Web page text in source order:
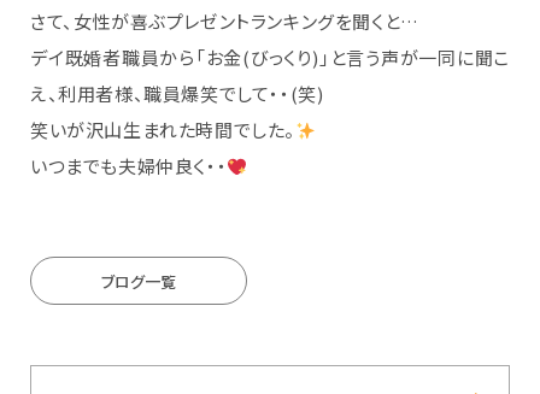
さて、女性が喜ぶプレゼントランキングを聞くと…
デイ既婚者職員から「お金(びっくり)」と言う声が一同に聞こ
え、利用者様、職員爆笑でして・・(笑)
笑いが沢山生まれた時間でした。
いつまでも夫婦仲良く・・
ブログ一覧